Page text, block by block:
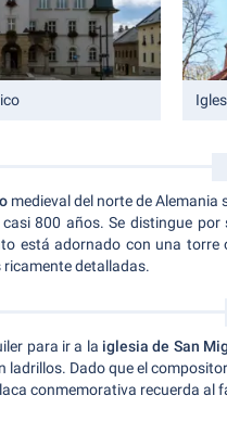
medieval del norte de Alemania
800 años. Se distingue
está adornado con una
detalladas.
para ir a la iglesia de San
ladrillos. Dado que el
conmemorativa recuerda al